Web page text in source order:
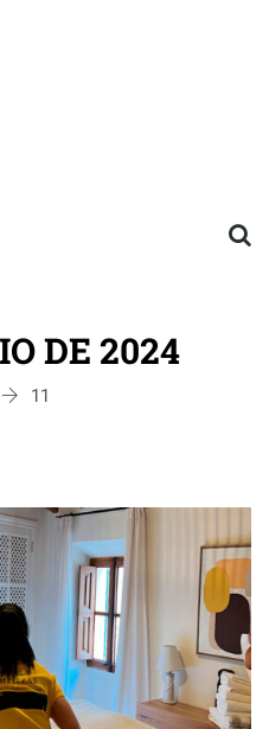
DE 2024
11